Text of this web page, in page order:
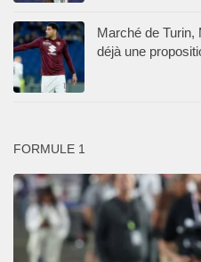
Marché de Turin,
déjà une
FORMULE 1